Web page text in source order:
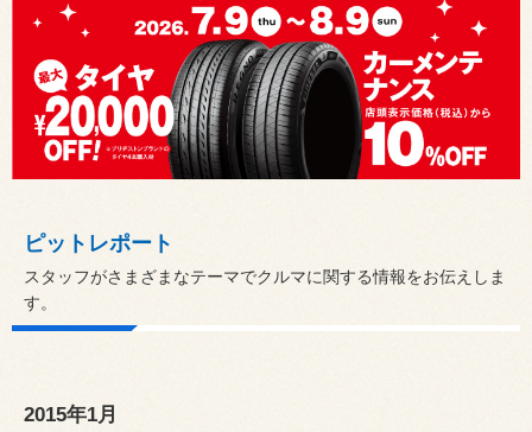
ピットレポート
スタッフがさまざまなテーマでクルマに関する情報をお伝えしま
す。
2015年1月